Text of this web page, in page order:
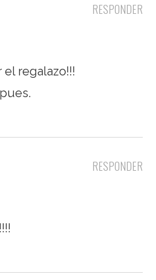
RESPONDER
regalazo!!!
RESPONDER